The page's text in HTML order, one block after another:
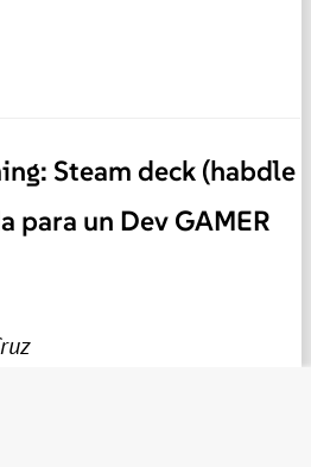
Steam deck (habdle
para un Dev GAMER